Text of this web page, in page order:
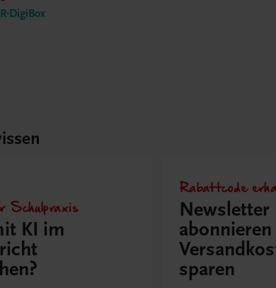
DigiBox
Schulpraxis
KI im
Rabattcode
Newsletter
sparen